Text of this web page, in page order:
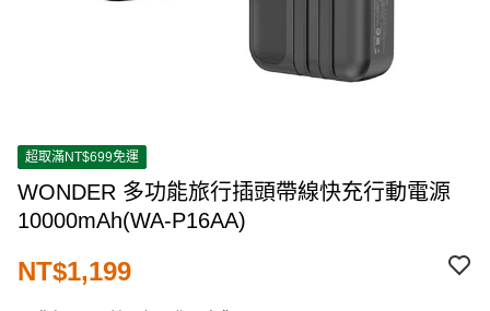
超取滿NT$699免運
WONDER 多功能旅行插頭帶線快充行動電源
10000mAh(WA-P16AA)
NT$1,199